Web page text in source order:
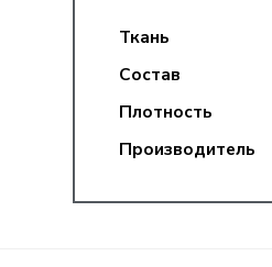
Ткань
Состав
Плотность
Производитель